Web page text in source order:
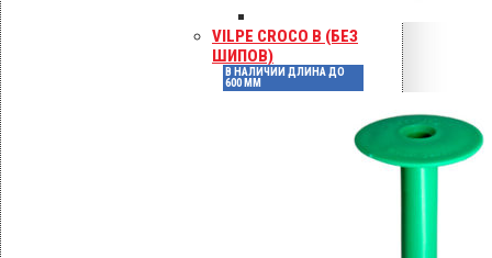
VILPE CROCO B (БЕЗ
ШИПОВ)
В НАЛИЧИИ ДЛИНА ДО
600 ММ
KLA саморезы в металл h < 2 мм
Покрытие Ruspert